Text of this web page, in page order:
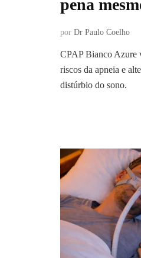
pena
por Dr Paulo Coelho
CPAP Bianco Azure
riscos da apneia e
distúrbio do sono.